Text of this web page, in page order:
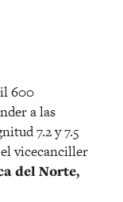
600
a las
7.2 y 7.5
vicecanciller
del Norte,